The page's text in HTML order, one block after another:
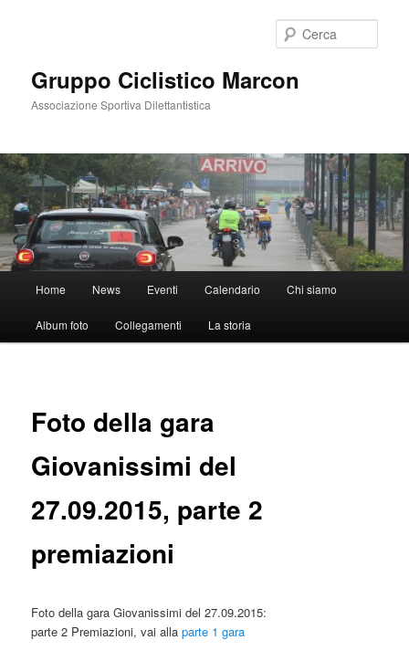
Gruppo Ciclistico Marcon
Associazione Sportiva Dilettantistica
principale
Home News Eventi Calendario Chi siamo
Album foto Collegamenti La storia
Foto della gara
Giovanissimi del
27.09.2015, parte 2
premiazioni
Foto della gara Giovanissimi del 27.09.2015:
parte 2 Premiazioni, vai allaparte 1 gara